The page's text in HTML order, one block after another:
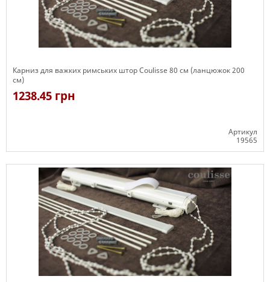
Карниз для важких римських штор Coulisse 80 см (ланцюжок 200
см)
1238.45 грн
Артикул
19565